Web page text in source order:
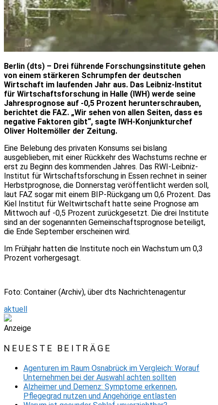
Berlin (dts) – Drei führende Forschungsinstitute gehen
von einem stärkeren Schrumpfen der deutschen
Wirtschaft im laufenden Jahr aus. Das Leibniz-Institut
für Wirtschaftsforschung in Halle (IWH) werde seine
Jahresprognose auf -0,5 Prozent herunterschrauben,
berichtet die FAZ. „Wir sehen von allen Seiten, dass es
negative Faktoren gibt“, sagte IWH-Konjunkturchef
Oliver Holtemöller der Zeitung.
Eine Belebung des privaten Konsums sei bislang
ausgeblieben, mit einer Rückkehr des Wachstums rechne er
erst zu Beginn des kommenden Jahres. Das RWI-Leibniz-
Institut für Wirtschaftsforschung in Essen rechnet in seiner
Herbstprognose, die Donnerstag veröffentlicht werden soll,
laut FAZ sogar mit einem BIP-Rückgang um 0,6 Prozent. Das
Kiel Institut für Weltwirtschaft hatte seine Prognose am
Mittwoch auf -0,5 Prozent zurückgesetzt. Die drei Institute
sind an der sogenannten Gemeinschaftsprognose beteiligt,
die Ende September erscheinen wird.
Im Frühjahr hatten die Institute noch ein Wachstum um 0,3
Prozent vorhergesagt.
Foto: Container (Archiv), über dts Nachrichtenagentur
aktuell
Anzeige
NEUESTE BEITRÄGE
Agenturen im Raum Osnabrück im Vergleich: Worauf
Unternehmen bei der Auswahl achten sollten
Alzheimer und Demenz: Symptome erkennen,
Pflegegrad nutzen und Angehörige entlasten